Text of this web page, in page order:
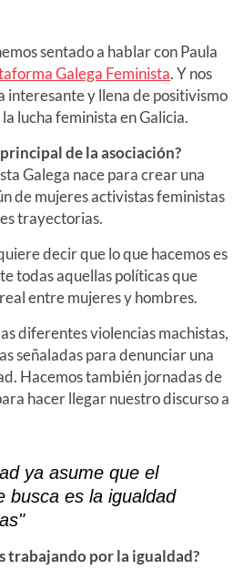
sentado a hablar con Paula
Galega Feminista. Y nos
interesante y llena de positivismo
lucha feminista en Galicia.
de la asociación?
Galega nace para crear una
de mujeres activistas feministas
trayectorias.
decir que lo que hacemos es
todas aquellas políticas que
entre mujeres y hombres.
diferentes violencias machistas,
señaladas para denunciar una
Hacemos también jornadas de
hacer llegar nuestro discurso a
ya asume que el
busca es la igualdad
trabajando por la igualdad?